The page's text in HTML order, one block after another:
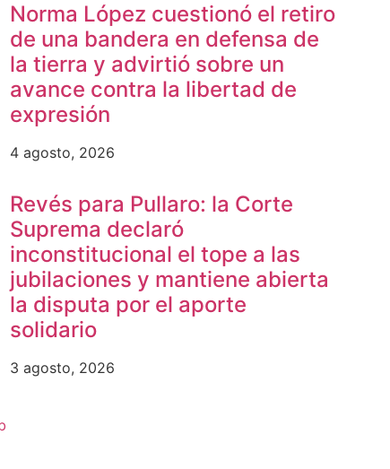
Norma López cuestionó el retiro
de una bandera en defensa de
la tierra y advirtió sobre un
avance contra la libertad de
expresión
4 agosto, 2026
Revés para Pullaro: la Corte
Suprema declaró
inconstitucional el tope a las
jubilaciones y mantiene abierta
la disputa por el aporte
solidario
3 agosto, 2026